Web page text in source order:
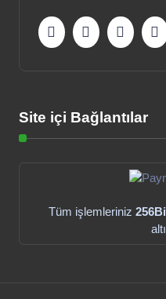
Site içi Bağlantılar
Tüm işlemleriniz